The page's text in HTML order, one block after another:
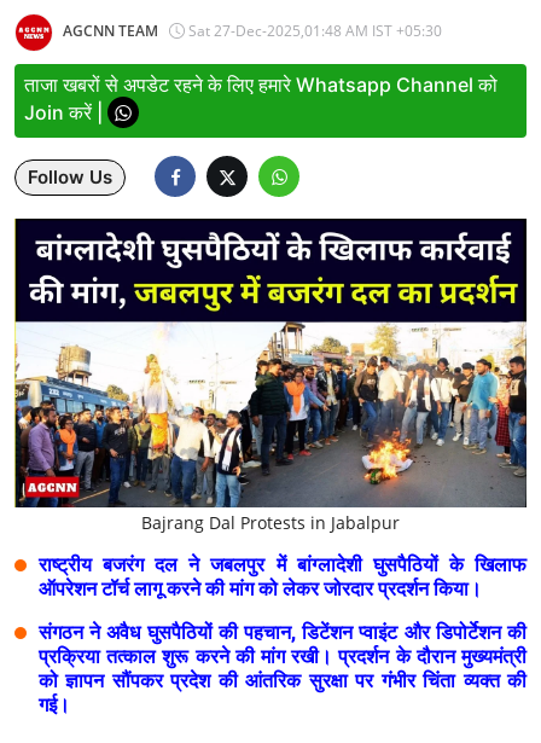
Education
Defence & Security
Environment
Lifestyle
Health
Development
Career
Literature
Tour & Travel
History Speaks
Contact Us
AGCNN TEAM Sat 27-Dec-2025,01:48 AM IST +05:30
ताजा खबरों से अपडेट रहने के लिए हमारे Whatsapp Channel को
Join करें |
Follow Us
Bajrang Dal Protests in Jabalpur
राष्ट्रीय बजरंग दल ने जबलपुर में बांग्लादेशी घुसपैठियों के खिलाफ
ऑपरेशन टॉर्च लागू करने की मांग को लेकर जोरदार प्रदर्शन किया।
संगठन ने अवैध घुसपैठियों की पहचान, डिटेंशन प्वाइंट और डिपोर्टेशन की
प्रक्रिया तत्काल शुरू करने की मांग रखी। प्रदर्शन के दौरान मुख्यमंत्री
को ज्ञापन सौंपकर प्रदेश की आंतरिक सुरक्षा पर गंभीर चिंता व्यक्त की
गई।